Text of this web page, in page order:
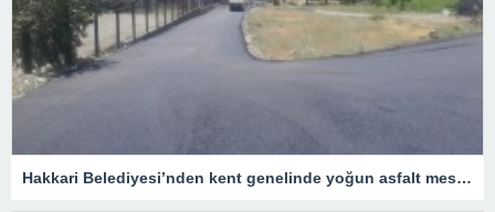
Hakkari Belediyesi’nden kent genelinde yoğun asfalt mesaisi